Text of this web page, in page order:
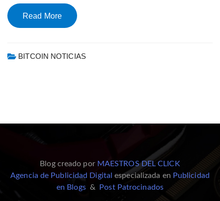
Read More
BITCOIN NOTICIAS
Blog creado por MAESTROS DEL CLICK
Agencia de Publicidad Digital especializada en Publicidad
en Blogs& Post Patrocinados